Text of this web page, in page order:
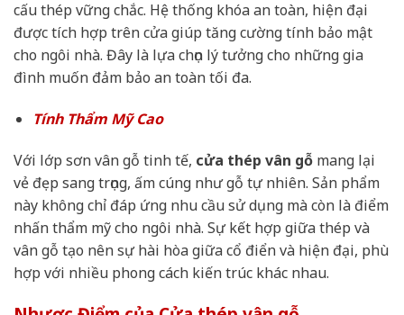
cấu thép vững chắc. Hệ thống khóa an toàn, hiện đại
được tích hợp trên cửa giúp tăng cường tính bảo mật
cho ngôi nhà. Đây là lựa chọn lý tưởng cho những gia
đình muốn đảm bảo an toàn tối đa.
Tính Thẩm Mỹ Cao
Với lớp sơn vân gỗ tinh tế, cửa thép vân gỗ mang lại
vẻ đẹp sang trọng, ấm cúng như gỗ tự nhiên. Sản phẩm
này không chỉ đáp ứng nhu cầu sử dụng mà còn là điểm
nhấn thẩm mỹ cho ngôi nhà. Sự kết hợp giữa thép và
vân gỗ tạo nên sự hài hòa giữa cổ điển và hiện đại, phù
hợp với nhiều phong cách kiến trúc khác nhau.